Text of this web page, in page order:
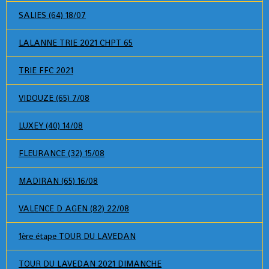
SALIES (64) 18/07
LALANNE TRIE 2021 CHPT 65
TRIE FFC 2021
VIDOUZE (65) 7/08
LUXEY (40) 14/08
FLEURANCE (32) 15/08
MADIRAN (65) 16/08
VALENCE D AGEN (82) 22/08
1ère étape TOUR DU LAVEDAN
TOUR DU LAVEDAN 2021 DIMANCHE